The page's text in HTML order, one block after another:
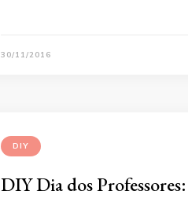
30/11/2016
DIY
DIY Dia dos